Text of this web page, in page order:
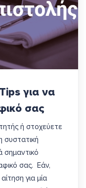
για να
σας
ή στοχεύετε
συστατική
σημαντικό
σας. Εάν,
για μία